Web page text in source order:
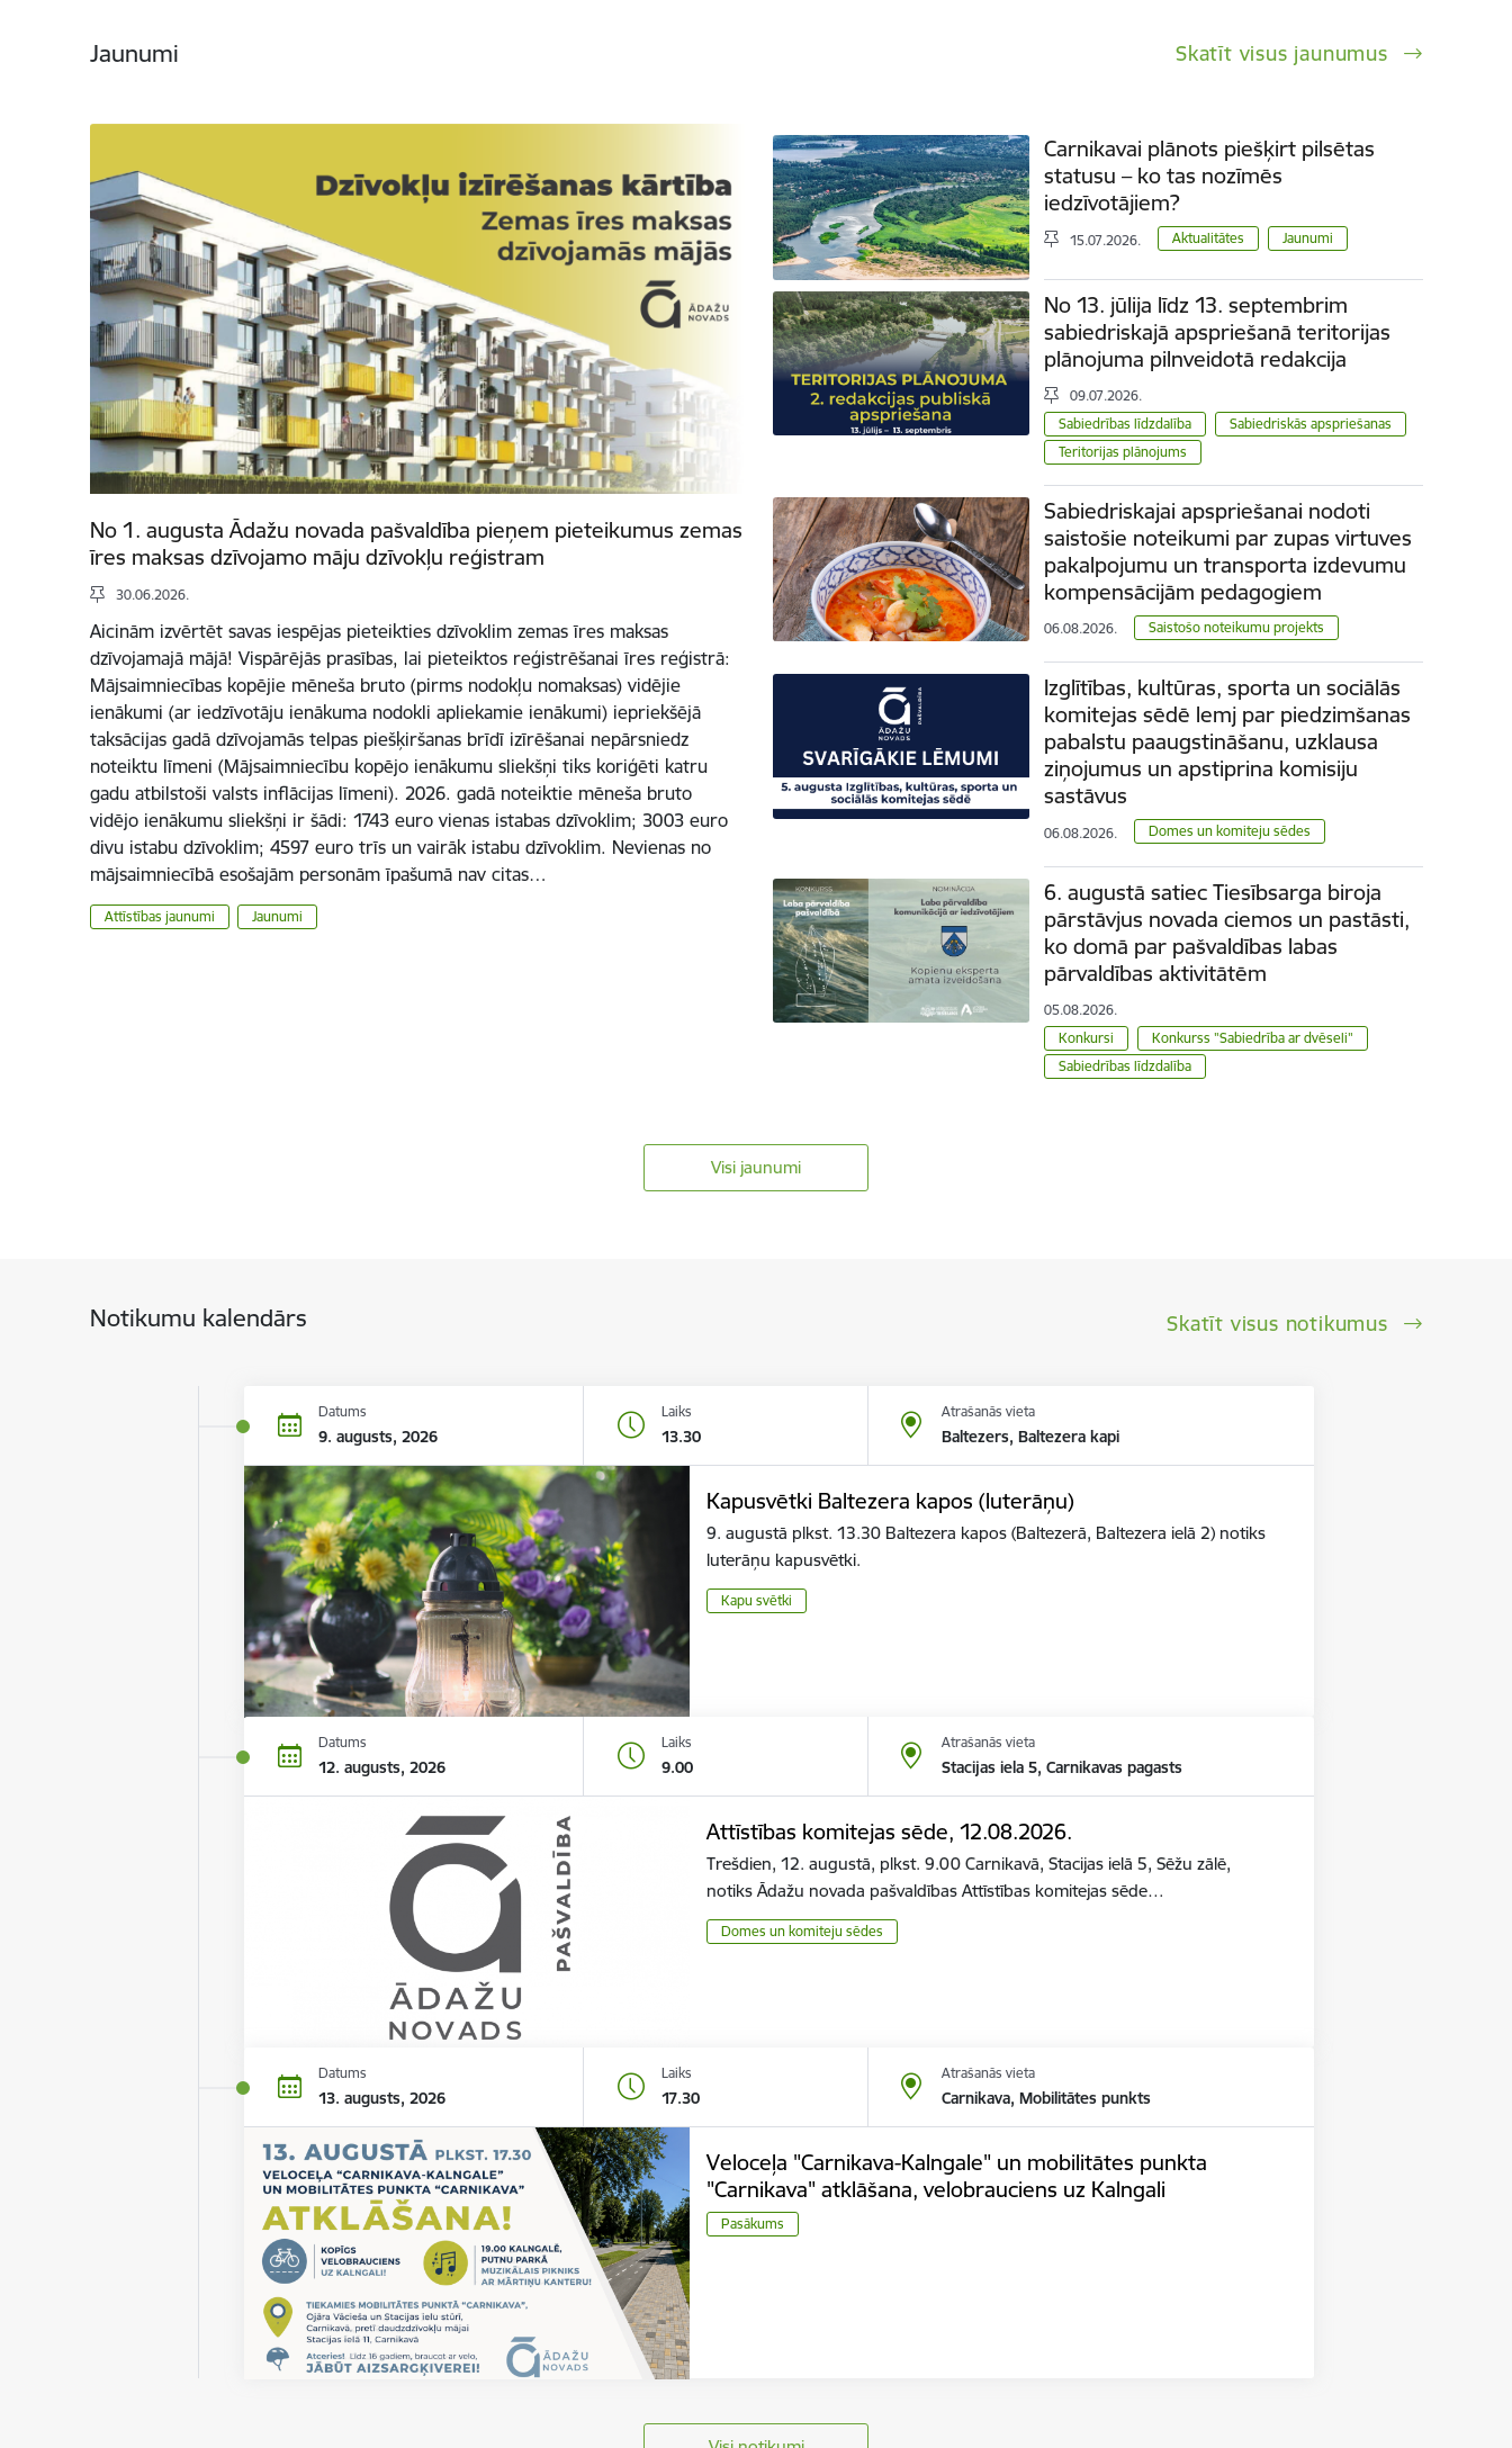
Jaunumi Skatīt visus jaunumus
No 1. augusta Ādažu novada pašvaldība pieņem pieteikumus zemas
īres maksas dzīvojamo māju dzīvokļu reģistram
30.06.2026.
Aicinām izvērtēt savas iespējas pieteikties dzīvoklim zemas īres maksas
dzīvojamajā mājā! Vispārējās prasības, lai pieteiktos reģistrēšanai īres reģistrā:
Mājsaimniecības kopējie mēneša bruto (pirms nodokļu nomaksas) vidējie
ienākumi (ar iedzīvotāju ienākuma nodokli apliekamie ienākumi) iepriekšējā
taksācijas gadā dzīvojamās telpas piešķiršanas brīdī izīrēšanai nepārsniedz
noteiktu līmeni (Mājsaimniecību kopējo ienākumu sliekšņi tiks koriģēti katru
gadu atbilstoši valsts inflācijas līmeni). 2026. gadā noteiktie mēneša bruto
vidējo ienākumu sliekšņi ir šādi: 1743 euro vienas istabas dzīvoklim; 3003 euro
divu istabu dzīvoklim; 4597 euro trīs un vairāk istabu dzīvoklim. Nevienas no
mājsaimniecībā esošajām personām īpašumā nav citas…
Attīstības jaunumi Jaunumi
Carnikavai plānots piešķirt pilsētas
statusu – ko tas nozīmēs
iedzīvotājiem?
15.07.2026. Aktualitātes Jaunumi
No 13. jūlija līdz 13. septembrim
sabiedriskajā apspriešanā teritorijas
plānojuma pilnveidotā redakcija
09.07.2026.
Sabiedrības līdzdalība
Sabiedriskās apspriešanas
Teritorijas plānojums
Sabiedriskajai apspriešanai nodoti
saistošie noteikumi par zupas virtuves
pakalpojumu un transporta izdevumu
kompensācijām pedagogiem
06.08.2026. Saistošo noteikumu projekts
Izglītības, kultūras, sporta un sociālās
komitejas sēdē lemj par piedzimšanas
pabalstu paaugstināšanu, uzklausa
ziņojumus un apstiprina komisiju
sastāvus
06.08.2026. Domes un komiteju sēdes
6. augustā satiec Tiesībsarga biroja
pārstāvjus novada ciemos un pastāsti,
ko domā par pašvaldības labas
pārvaldības aktivitātēm
05.08.2026.
Konkursi
Konkurss "Sabiedrība ar dvēseli"
Sabiedrības līdzdalība
Visi jaunumi
Notikumu kalendārs Skatīt visus notikumus
Datums
9. augusts, 2026
Laiks
13.30
Atrašanās vieta
Baltezers, Baltezera kapi
Kapusvētki Baltezera kapos (luterāņu)
9. augustā plkst. 13.30 Baltezera kapos (Baltezerā, Baltezera ielā 2) notiks
luterāņu kapusvētki.
Kapu svētki
Datums
12. augusts, 2026
Laiks
9.00
Atrašanās vieta
Stacijas iela 5, Carnikavas pagasts
Attīstības komitejas sēde, 12.08.2026.
Trešdien, 12. augustā, plkst. 9.00 Carnikavā, Stacijas ielā 5, Sēžu zālē,
notiks Ādažu novada pašvaldības Attīstības komitejas sēde…
Domes un komiteju sēdes
Datums
13. augusts, 2026
Laiks
17.30
Atrašanās vieta
Carnikava, Mobilitātes punkts
Veloceļa "Carnikava-Kalngale" un mobilitātes punkta
"Carnikava" atklāšana, velobrauciens uz Kalngali
Pasākums